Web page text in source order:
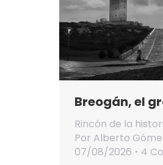
Breogán, el
Rincón de la
Por Alberto
07/08/2026
4